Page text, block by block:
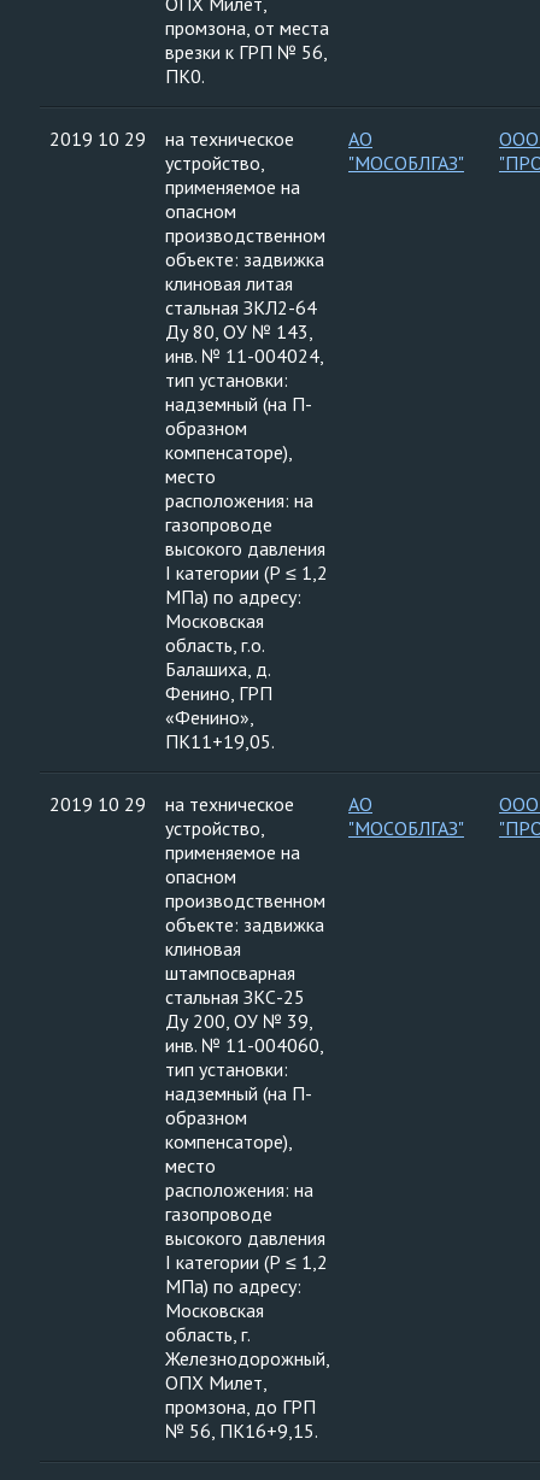
промзона, от места
врезки к ГРП № 56,
ПК0.
2019 10 29
на техническое
устройство,
применяемое на
опасном
производственном
объекте: задвижка
клиновая литая
стальная ЗКЛ2-64
Ду 80, ОУ № 143,
инв. № 11-004024,
тип установки:
надземный (на П-
образном
компенсаторе),
место
расположения: на
газопроводе
высокого давления
I категории (Р ≤ 1,2
МПа) по адресу:
Московская
область, г.о.
Балашиха, д.
Фенино, ГРП
«Фенино»,
ПК11+19,05.
АО
"МОСОБЛГАЗ"
2019 10 29
на техническое
устройство,
применяемое на
опасном
производственном
объекте: задвижка
клиновая
штампосварная
стальная ЗКС-25
Ду 200, ОУ № 39,
инв. № 11-004060,
тип установки:
надземный (на П-
образном
компенсаторе),
место
расположения: на
газопроводе
высокого давления
I категории (Р ≤ 1,2
МПа) по адресу:
Московская
область, г.
Железнодорожный,
ОПХ Милет,
промзона, до ГРП
№ 56, ПК16+9,15.
АО
"МОСОБЛГАЗ"